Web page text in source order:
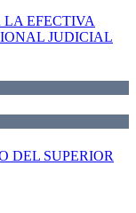
LA EFECTIVA
JUDICIAL
DEL SUPERIOR